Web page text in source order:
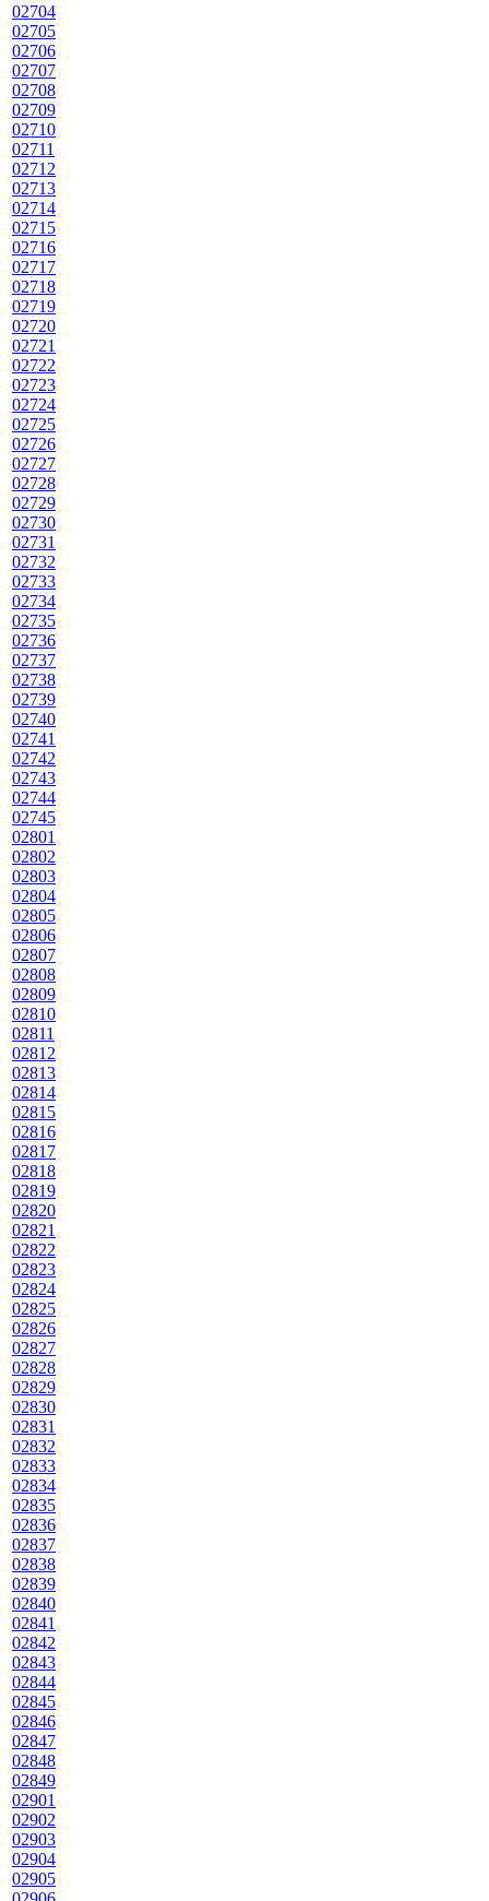
02704
02705
02706
02707
02708
02709
02710
02711
02712
02713
02714
02715
02716
02717
02718
02719
02720
02721
02722
02723
02724
02725
02726
02727
02728
02729
02730
02731
02732
02733
02734
02735
02736
02737
02738
02739
02740
02741
02742
02743
02744
02745
02801
02802
02803
02804
02805
02806
02807
02808
02809
02810
02811
02812
02813
02814
02815
02816
02817
02818
02819
02820
02821
02822
02823
02824
02825
02826
02827
02828
02829
02830
02831
02832
02833
02834
02835
02836
02837
02838
02839
02840
02841
02842
02843
02844
02845
02846
02847
02848
02849
02901
02902
02903
02904
02905